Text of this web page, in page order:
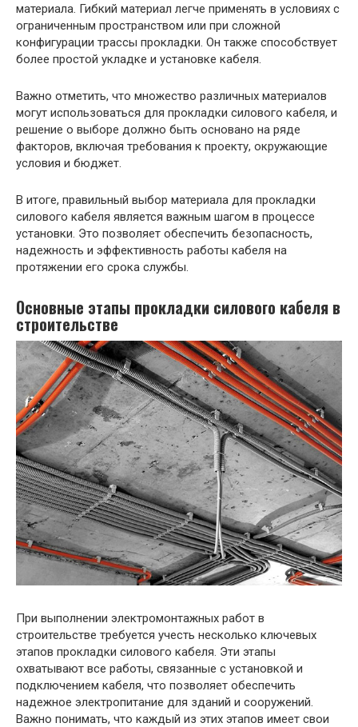
материала. Гибкий материал легче применять в условиях с
ограниченным пространством или при сложной
конфигурации трассы прокладки. Он также способствует
более простой укладке и установке кабеля.
Важно отметить, что множество различных материалов
могут использоваться для прокладки силового кабеля, и
решение о выборе должно быть основано на ряде
факторов, включая требования к проекту, окружающие
условия и бюджет.
В итоге, правильный выбор материала для прокладки
силового кабеля является важным шагом в процессе
установки. Это позволяет обеспечить безопасность,
надежность и эффективность работы кабеля на
протяжении его срока службы.
Основные этапы прокладки силового кабеля в
строительстве
При выполнении электромонтажных работ в
строительстве требуется учесть несколько ключевых
этапов прокладки силового кабеля. Эти этапы
охватывают все работы, связанные с установкой и
подключением кабеля, что позволяет обеспечить
надежное электропитание для зданий и сооружений.
Важно понимать, что каждый из этих этапов имеет свои